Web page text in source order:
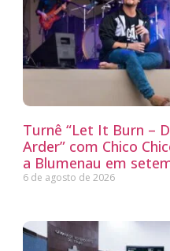
Turnê “Let It Burn –
Arder” com Chico
a Blumenau em
6 de agosto de 2026